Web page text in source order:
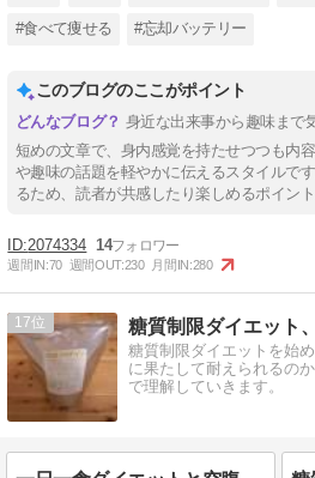
#食べて痩せる #忘却バッテリー
このブログのここがポイント
身近な出来事から趣味まで
短めの文章で、身内感覚を持たせつつも内
や趣味の話題を軽やかに伝えるスタイルで
るため、読者が共感したり楽しめるポイン
2074334 14
週間IN:70 週間OUT:230 月間IN:280
17 糖質制限ダイエット
糖質制限ダイエットを始
に果たして耐えられるの
で理解していきます。